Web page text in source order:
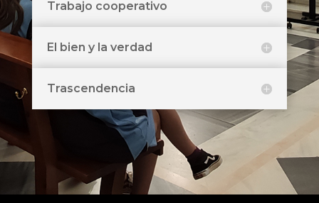
Trabajo cooperativo
El bien y la verdad
Trascendencia